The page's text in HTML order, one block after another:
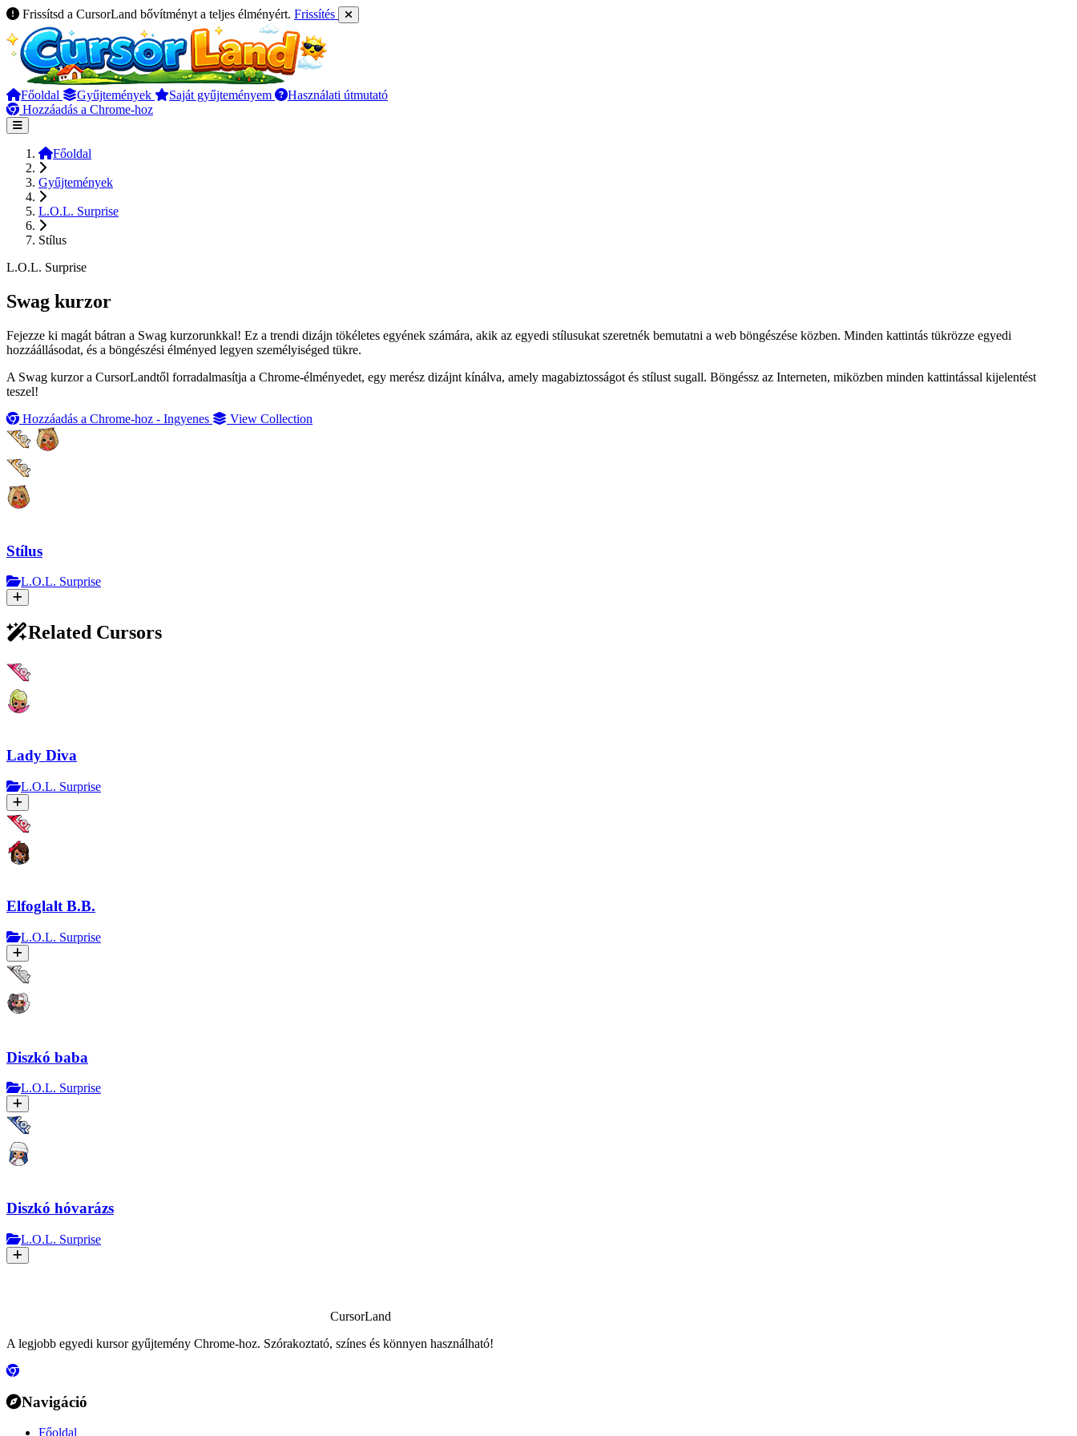
Frissítsd a CursorLand bővítményt a teljes élményért. Frissítés
Főoldal Gyűjtemények Saját gyűjteményem
Használati útmutató
Hozzáadás a Chrome-hoz
Főoldal
Gyűjtemények
L.O.L. Surprise
Stílus
L.O.L. Surprise
Swag kurzor
Fejezze ki magát bátran a Swag kurzorunkkal! Ez a trendi dizájn tökéletes egyének számára, akik az egyedi stílusukat szeretnék bemutatni a web böngészése közben. Minden kattintás tükrözze egyedi
hozzáállásodat, és a böngészési élményed legyen személyiséged tükre.
A Swag kurzor a CursorLandtől forradalmasítja a Chrome-élményedet, egy merész dizájnt kínálva, amely magabiztosságot és stílust sugall. Böngéssz az Interneten, miközben minden kattintással kijelentést
teszel!
Hozzáadás a Chrome-hoz - Ingyenes
View Collection
Stílus
L.O.L. Surprise
Related Cursors
Lady Diva
L.O.L. Surprise
Elfoglalt B.B.
L.O.L. Surprise
Diszkó baba
L.O.L. Surprise
Diszkó hóvarázs
L.O.L. Surprise
CursorLand
A legjobb egyedi kursor gyűjtemény Chrome-hoz. Szórakoztató, színes és könnyen használható!
Navigáció
Főoldal